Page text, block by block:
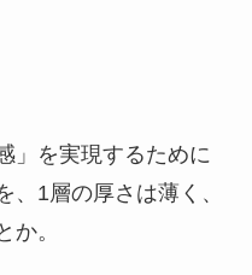
」を実現するために
、1層の厚さは薄く、
か。